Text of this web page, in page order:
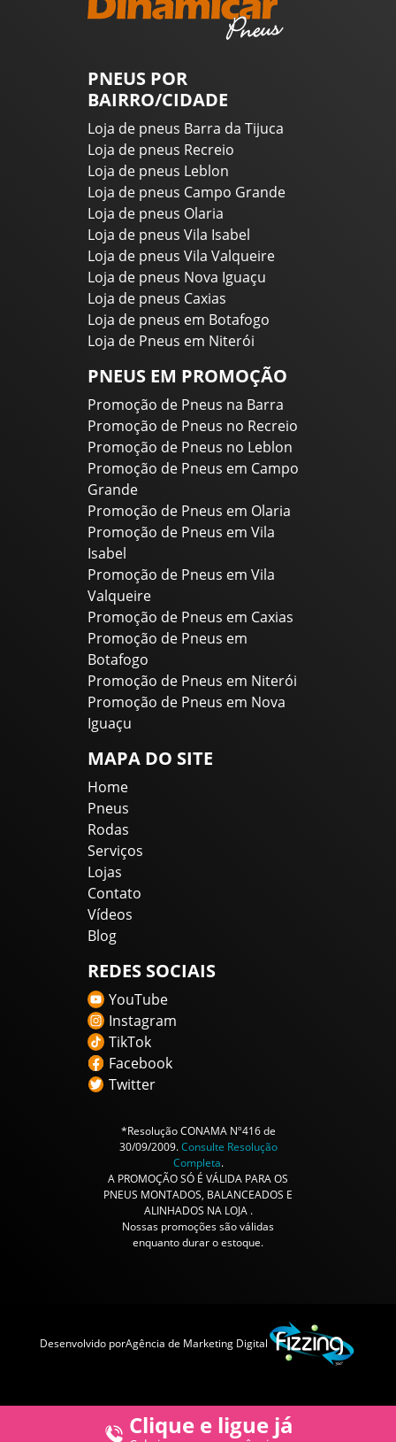
Clique e ligue já
PNEUS POR
BAIRRO/CIDADE
Loja de pneus Barra da Tijuca
Loja de pneus Recreio
Loja de pneus Leblon
Loja de pneus Campo Grande
Loja de pneus Olaria
Loja de pneus Vila Isabel
Loja de pneus Vila Valqueire
Loja de pneus Nova Iguaçu
Loja de pneus Caxias
Loja de pneus em Botafogo
Loja de Pneus em Niterói
PNEUS EM PROMOÇÃO
Promoção de Pneus na Barra
Promoção de Pneus no Recreio
Promoção de Pneus no Leblon
Promoção de Pneus em Campo
Grande
Promoção de Pneus em Olaria
Promoção de Pneus em Vila
Isabel
Promoção de Pneus em Vila
Valqueire
Promoção de Pneus em Caxias
Promoção de Pneus em
Botafogo
Promoção de Pneus em Niterói
Promoção de Pneus em Nova
Iguaçu
MAPA DO SITE
Home
Pneus
Rodas
Serviços
Lojas
Contato
Vídeos
Blog
REDES SOCIAIS
YouTube
Instagram
TikTok
Facebook
Twitter
*Resolução CONAMA Nº416 de
30/09/2009.Consulte Resolução
Completa.
A PROMOÇÃO SÓ É VÁLIDA PARA OS
PNEUS MONTADOS, BALANCEADOS E
ALINHADOS NA LOJA .
Nossas promoções são válidas
enquanto durar o estoque.
Desenvolvido porAgência de Marketing Digital